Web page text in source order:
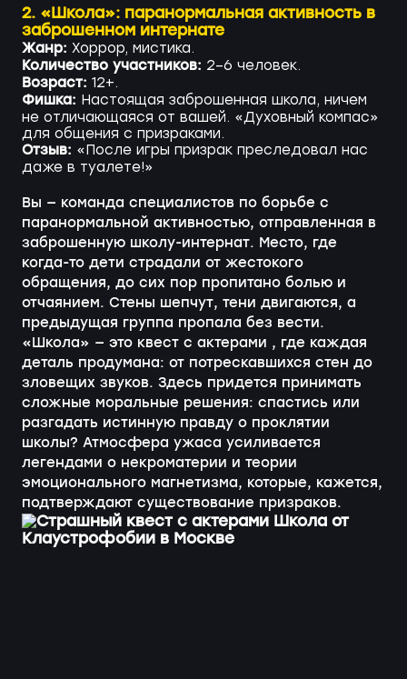
2. «Школа»: паранормальная активность в
заброшенном интернате
Жанр: Хоррор, мистика.
Количество участников: 2–6 человек.
Возраст: 12+.
Фишка: Настоящая заброшенная школа, ничем
не отличающаяся от вашей. «Духовный компас»
для общения с призраками.
Отзыв: «После игры призрак преследовал нас
даже в туалете!»
Вы — команда специалистов по борьбе с
паранормальной активностью, отправленная в
заброшенную школу-интернат. Место, где
когда-то дети страдали от жестокого
обращения, до сих пор пропитано болью и
отчаянием. Стены шепчут, тени двигаются, а
предыдущая группа пропала без вести.
«Школа» — это квест с актерами , где каждая
деталь продумана: от потрескавшихся стен до
зловещих звуков. Здесь придется принимать
сложные моральные решения: спастись или
разгадать истинную правду о проклятии
школы? Атмосфера ужаса усиливается
легендами о некроматерии и теории
эмоционального магнетизма, которые, кажется,
подтверждают существование призраков.